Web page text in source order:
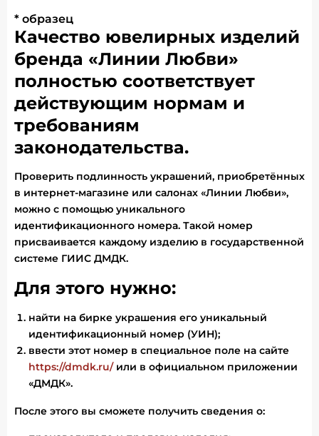
* образец
Качество ювелирных изделий
бренда «Линии Любви»
полностью соответствует
действующим нормам и
требованиям
законодательства.
Проверить подлинность украшений, приобретённых
в интернет-магазине или салонах «Линии Любви»,
можно с помощью уникального
идентификационного номера. Такой номер
присваивается каждому изделию в государственной
системе ГИИС ДМДК.
Для этого нужно:
найти на бирке украшения его уникальный
идентификационный номер (УИН);
ввести этот номер в специальное поле на сайте
https://dmdk.ru/или в официальном приложении
«ДМДК».
После этого вы сможете получить сведения о: